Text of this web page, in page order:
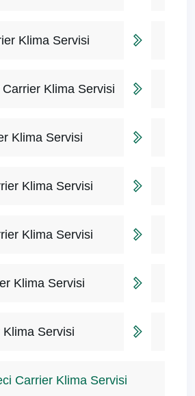
Klima Servisi
Klima Servisi
Klima Servisi
Klima Servisi
Klima Servisi
Klima Servisi
Servisi
Carrier Klima Servisi